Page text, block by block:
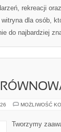
rekreacji
dla osób,
do najbardziej
MOŻLIWOŚĆ
Tworzymy